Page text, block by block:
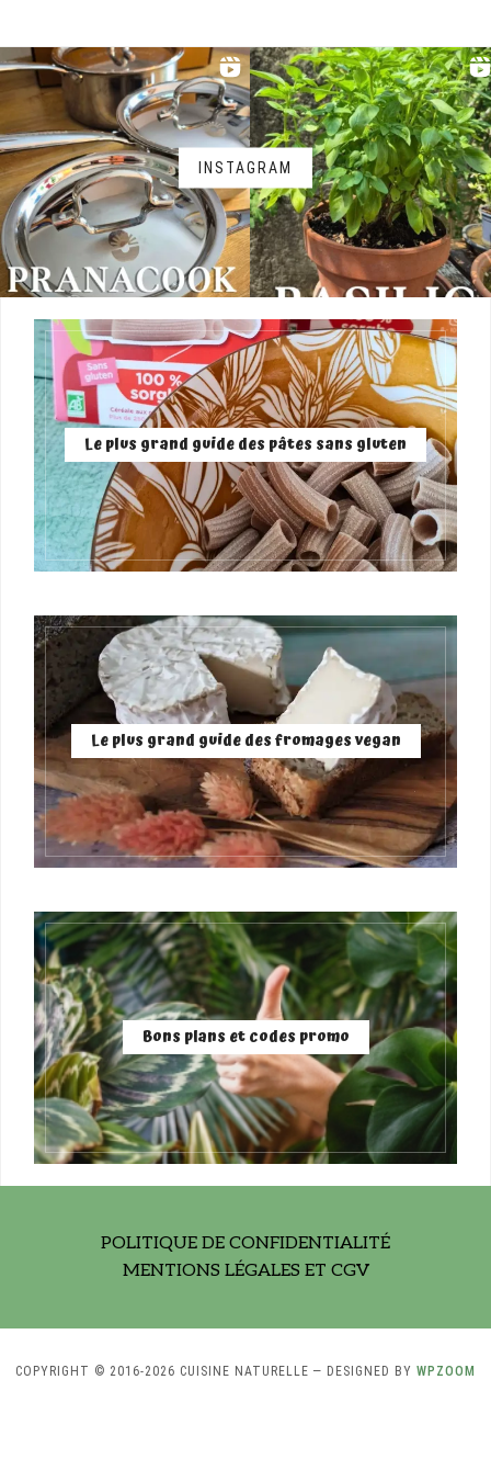
INSTAGRAM
Le plus grand guide des pâtes sans gluten
Le plus grand guide des fromages vegan
Bons plans et codes promo
POLITIQUE DE CONFIDENTIALITÉ
MENTIONS LÉGALES ET CGV
COPYRIGHT © 2016-2026 CUISINE NATURELLE — DESIGNED BY WPZOOM